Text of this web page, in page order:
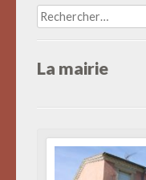
Rechercher :
La mairie